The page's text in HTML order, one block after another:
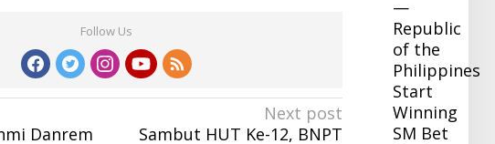
Follow Us
Danrem
Next post
Sambut HUT Ke-12, BNPT
—
Republic
of the
Philippines
Start
Winning
SM Bet